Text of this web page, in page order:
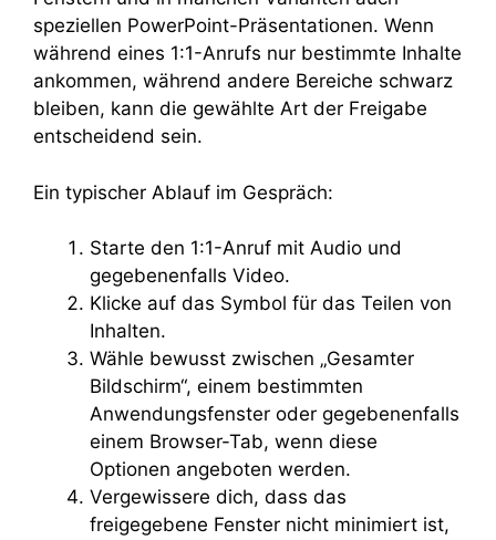
speziellen PowerPoint-Präsentationen. Wenn
während eines 1:1-Anrufs nur bestimmte Inhalte
ankommen, während andere Bereiche schwarz
bleiben, kann die gewählte Art der Freigabe
entscheidend sein.
Ein typischer Ablauf im Gespräch:
Starte den 1:1-Anruf mit Audio und
gegebenenfalls Video.
Klicke auf das Symbol für das Teilen von
Inhalten.
Wähle bewusst zwischen „Gesamter
Bildschirm“, einem bestimmten
Anwendungsfenster oder gegebenenfalls
einem Browser-Tab, wenn diese
Optionen angeboten werden.
Vergewissere dich, dass das
freigegebene Fenster nicht minimiert ist,